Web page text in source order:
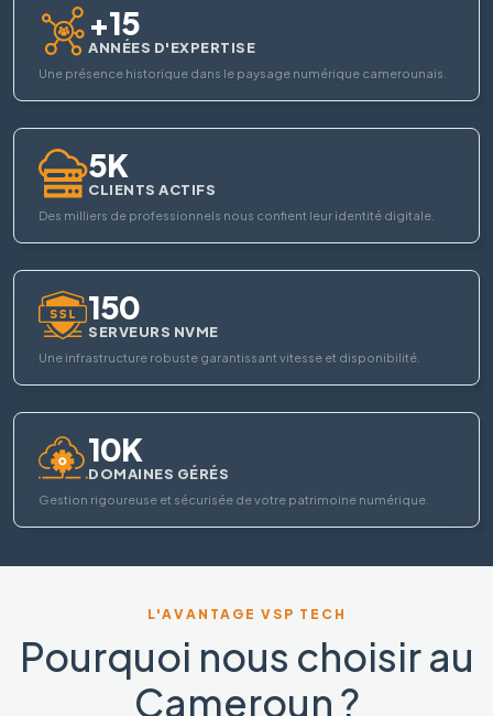
+15
ANNÉES D'EXPERTISE
Une présence historique dans le paysage numérique camerounais.
5K
CLIENTS ACTIFS
Des milliers de professionnels nous confient leur identité digitale.
150
SERVEURS NVME
Une infrastructure robuste garantissant vitesse et disponibilité.
10K
DOMAINES GÉRÉS
Gestion rigoureuse et sécurisée de votre patrimoine numérique.
L'AVANTAGE VSP TECH
Pourquoi nous choisir au
Cameroun ?